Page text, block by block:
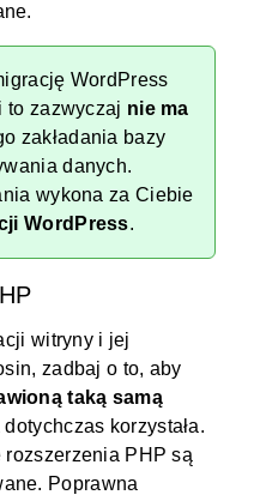
WordPress
to zazwyczaj nie ma
zakładania bazy
danych.
wykona za Ciebie
WordPress.
witryny i jej
zadbaj o to, aby
taką samą
korzystała.
PHP są
Poprawna